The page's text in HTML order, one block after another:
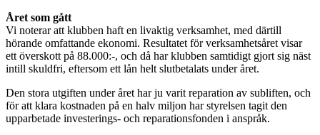
Året som gått
Vi noterar att klubben haft en livaktig verksamhet, med därtill
hörande omfattande ekonomi. Resultatet för verksamhetsåret visar
ett överskott på 88.000:-, och då har klubben samtidigt gjort sig näst
intill skuldfri, eftersom ett lån helt slutbetalats under året.
Den stora utgiften under året har ju varit reparation av subliften, och
för att klara kostnaden på en halv miljon har styrelsen tagit den
upparbetade investerings- och reparationsfonden i anspråk.